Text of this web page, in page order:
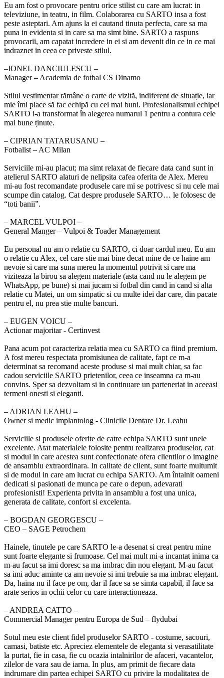
Eu am fost o provocare pentru orice stilist cu care am lucrat: in
televiziune, in teatru, in film. Colaborarea cu SARTO insa a fost
peste asteptari. Am ajuns la ei cautand tinuta perfecta, care sa ma
puna in evidenta si in care sa ma simt bine. SARTO a raspuns
provocarii, am capatat incredere in ei si am devenit din ce in ce mai
indraznet in ceea ce priveste stilul.
‒IONEL DANCIULESCU –
Manager – Academia de fotbal CS Dinamo
Stilul vestimentar rămâne o carte de vizită, indiferent de situație, iar
mie îmi place să fac echipă cu cei mai buni. Profesionalismul echipei
SARTO i-a transformat în alegerea numarul 1 pentru a contura cele
mai bune ținute.
‒ CIPRIAN TATARUSANU –
Fotbalist – AC Milan
Serviciile mi-au placut; ma simt relaxat de fiecare data cand sunt in
atelierul SARTO alaturi de nelipsita cafea oferita de Alex. Mereu
mi-au fost recomandate produsele care mi se potrivesc si nu cele mai
scumpe din catalog. Cat despre produsele SARTO… le folosesc de
“toti banii”.
‒ MARCEL VULPOI –
General Manger – Vulpoi & Toader Management
Eu personal nu am o relatie cu SARTO, ci doar cardul meu. Eu am
o relatie cu Alex, cel care stie mai bine decat mine de ce haine am
nevoie si care ma suna mereu la momentul potrivit si care ma
viziteaza la birou sa alegem materiale (asta cand nu le alegem pe
WhatsApp, pe bune) si mai jucam si fotbal din cand in cand si alta
relatie cu Matei, un om simpatic si cu multe idei dar care, din pacate
pentru el, nu prea stie multe bancuri.
‒ EUGEN VOICU –
Actionar majoritar - Certinvest
Pana acum pot caracteriza relatia mea cu SARTO ca fiind premium.
A fost mereu respectata promisiunea de calitate, fapt ce m-a
determinat sa recomand aceste produse si mai mult chiar, sa fac
cadou serviciile SARTO prietenilor, ceea ce inseamna ca m-au
convins. Sper sa dezvoltam si in continuare un parteneriat in aceeasi
termeni onesti si eleganti.
‒ ADRIAN LEAHU –
Owner si medic implantolog - Clinicile Dentare Dr. Leahu
Serviciile si produsele oferite de catre echipa SARTO sunt unele
excelente. Atat materialele folosite pentru realizarea produselor, cat
si modul in care acestea sunt confectionate ofera clientilor o imagine
de ansamblu extraordinara. In calitate de client, sunt foarte multumit
si de modul in care am lucrat cu echipa SARTO. Am întalnit oameni
dedicati si pasionati de munca pe care o depun, adevarati
profesionisti! Experienta privita in ansamblu a fost una unica,
generata de calitate, confort si excelenta.
‒ BOGDAN GEORGESCU –
CEO – SAGE Petrochem
Hainele, tinutele pe care SARTO le-a desenat si creat pentru mine
sunt foarte elegante si frumoase. Cel mai mult mi-a incantat inima ca
m-au facut sa imi doresc sa ma imbrac din nou elegant. M-au facut
sa imi aduc aminte ca am nevoie si imi trebuie sa ma imbrac elegant.
Da, haina nu il face pe om, dar il face sa se simta capabil, il face sa
arate serios in ochii celor cu care interactioneaza.
‒ ANDREA CATTO –
Commercial Manager pentru Europa de Sud – flydubai
Sotul meu este client fidel produselor SARTO - costume, sacouri,
camasi, batiste etc. Apreciez elementele de eleganta si verasatilitate
la purtat, fie in casa, fie cu ocazia intalnirilor de afaceri, vacantelor,
zilelor de vara sau de iarna. In plus, am primit de fiecare data
indrumare din partea echipei SARTO cu privire la modalitatea de